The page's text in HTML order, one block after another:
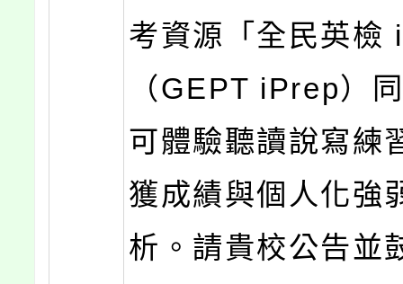
考資源「全民英檢
（GEPT iPrep）
可體驗聽讀說寫練
獲成績與個人化強
析。請貴校公告並